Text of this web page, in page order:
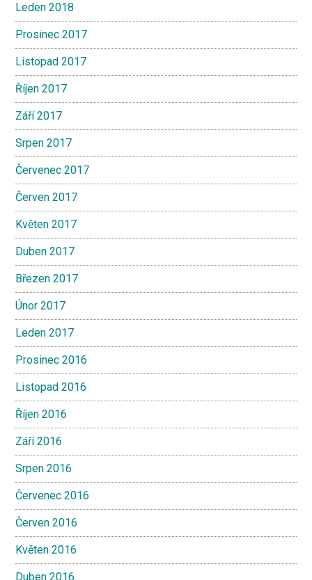
Leden 2018
Prosinec 2017
Listopad 2017
Říjen 2017
Září 2017
Srpen 2017
Červenec 2017
Červen 2017
Květen 2017
Duben 2017
Březen 2017
Únor 2017
Leden 2017
Prosinec 2016
Listopad 2016
Říjen 2016
Září 2016
Srpen 2016
Červenec 2016
Červen 2016
Květen 2016
Duben 2016